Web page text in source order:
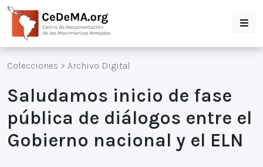
Colecciones > Archivo Digital
Saludamos inicio de fase
pública de diálogos entre el
Gobierno nacional y el ELN